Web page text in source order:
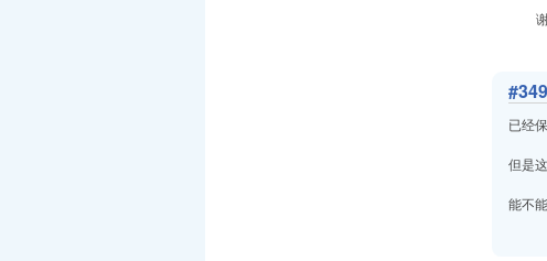
已经
但是
能不